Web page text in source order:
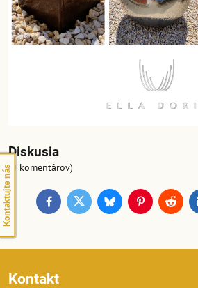
Diskusia
(0 komentárov)
FacebookTwitterBlueskyPinterestReddit
Kontakt
Kontaktujte nás